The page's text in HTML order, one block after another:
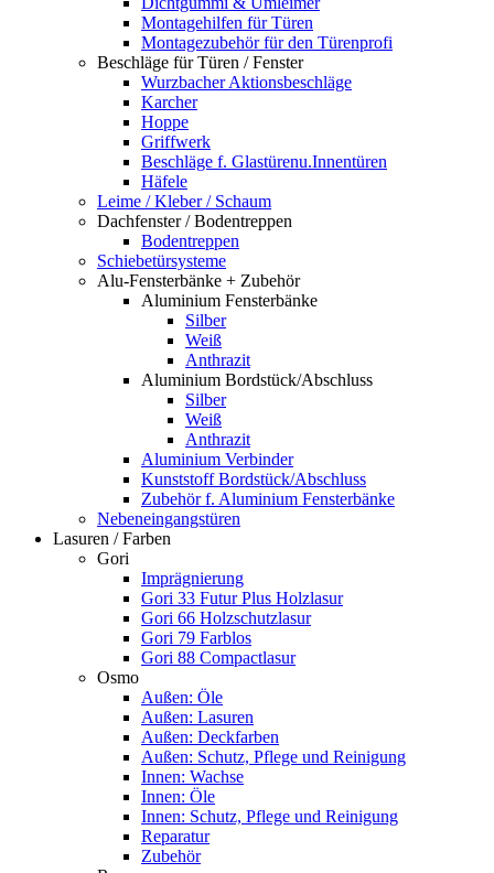
Montagehilfen für Türen
Montagezubehör für den Türenprofi
Beschläge für Türen / Fenster
Wurzbacher Aktionsbeschläge
Karcher
Hoppe
Griffwerk
Beschläge f. Glastürenu.Innentüren
Häfele
Leime / Kleber / Schaum
Dachfenster / Bodentreppen
Bodentreppen
Schiebetürsysteme
Alu-Fensterbänke + Zubehör
Aluminium Fensterbänke
Silber
Weiß
Anthrazit
Aluminium Bordstück/Abschluss
Silber
Weiß
Anthrazit
Aluminium Verbinder
Kunststoff Bordstück/Abschluss
Zubehör f. Aluminium Fensterbänke
Nebeneingangstüren
Lasuren / Farben
Gori
Imprägnierung
Gori 33 Futur Plus Holzlasur
Gori 66 Holzschutzlasur
Gori 79 Farblos
Gori 88 Compactlasur
Osmo
Außen: Öle
Außen: Lasuren
Außen: Deckfarben
Außen: Schutz, Pflege und Reinigung
Innen: Wachse
Innen: Öle
Innen: Schutz, Pflege und Reinigung
Reparatur
Zubehör